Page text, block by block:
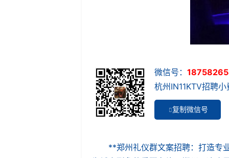
微信号：
杭州IN11KTV招聘
复制微信号
**郑州礼仪群文案招聘：打造专业